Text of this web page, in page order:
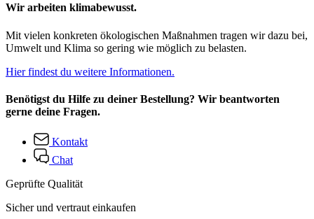
Wir arbeiten klimabewusst.
Mit vielen konkreten ökologischen Maßnahmen tragen wir dazu bei,
Umwelt und Klima so gering wie möglich zu belasten.
Hier findest du weitere Informationen.
Benötigst du Hilfe zu deiner Bestellung? Wir beantworten
gerne deine Fragen.
Kontakt
Chat
Geprüfte Qualität
Sicher und vertraut einkaufen